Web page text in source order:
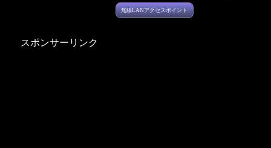
無線LANアクセスポイント
スポンサーリンク